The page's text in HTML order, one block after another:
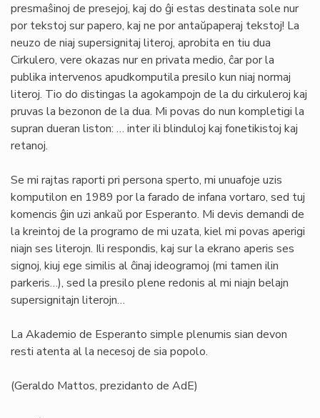
presmaŝinoj de presejoj, kaj do ĝi estas destinata sole nur
por tekstoj sur papero, kaj ne por antaŭpaperaj tekstoj! La
neuzo de niaj supersignitaj literoj, aprobita en tiu dua
Cirkulero, vere okazas nur en privata medio, ĉar por la
publika intervenos apudkomputila presilo kun niaj normaj
literoj. Tio do distingas la agokampojn de la du cirkuleroj kaj
pruvas la bezonon de la dua. Mi povas do nun kompletigi la
supran dueran liston: … inter ili blinduloj kaj fonetikistoj kaj
retanoj.
Se mi rajtas raporti pri persona sperto, mi unuafoje uzis
komputilon en 1989 por la farado de infana vortaro, sed tuj
komencis ĝin uzi ankaŭ por Esperanto. Mi devis demandi de
la kreintoj de la programo de mi uzata, kiel mi povas aperigi
niajn ses literojn. Ili respondis, kaj sur la ekrano aperis ses
signoj, kiuj ege similis al ĉinaj ideogramoj (mi tamen ilin
parkeris…), sed la presilo plene redonis al mi niajn belajn
supersignitajn literojn…
La Akademio de Esperanto simple plenumis sian devon
resti atenta al la necesoj de sia popolo.
(Geraldo Mattos, prezidanto de AdE)